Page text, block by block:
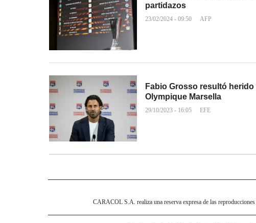
partidazos
23/02/2024 - 09:50 AFP
Fabio Grosso resultó
Olympique Marsella
29/10/2023 - 16:05 EFE
CARACOL S.A. realiza una reserva expresa de las